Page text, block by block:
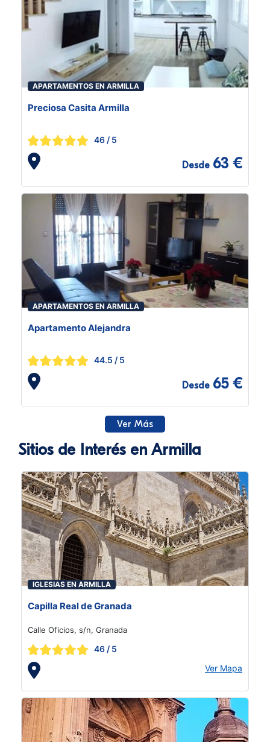
APARTAMENTOS EN ARMILLA
Preciosa Casita Armilla
46 / 5
Desde 63 €
APARTAMENTOS EN ARMILLA
Apartamento Alejandra
44.5 / 5
Desde 65 €
Ver Más
Sitios de Interés en Armilla
IGLESIAS EN ARMILLA
Capilla Real de Granada
Calle Oficios, s/n, Granada
46 / 5
Ver Mapa